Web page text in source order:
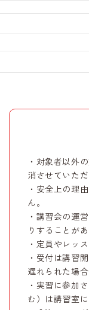
・対象者以外
消させていただ
・安全上の理
ん。
・講習会の運
りすることがあ
・定員やレッ
・受付は講習
遅れられた場
・実習に参加
む）は講習室